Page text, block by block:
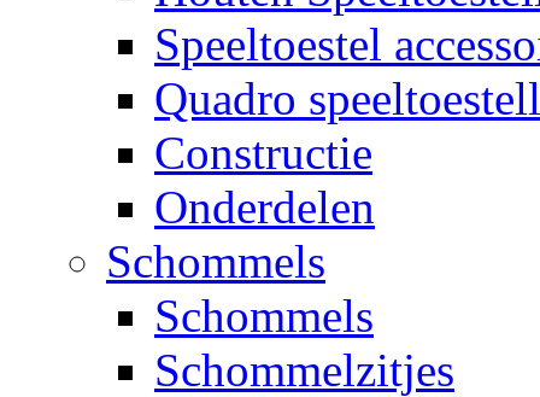
Speeltoestel
Quadro
Constructie
Onderdelen
Schommels
Schommels
Schommelzitjes